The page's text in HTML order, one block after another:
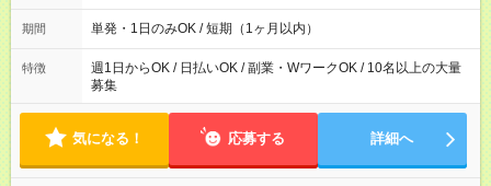
望のシフトで働ける！ 希望の勤務日数がありましたらご相談下
さい。 週1日、月1日～の勤務OKです
期間 単発・1日のみOK / 短期（1ヶ月以内）
特徴
週1日からOK / 日払いOK / 副業・WワークOK / 10名以上の大量
募集
気になる！ 応募する 詳細へ